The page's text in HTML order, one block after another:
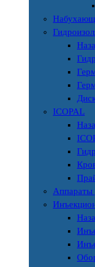
ICOPAL
Аппараты